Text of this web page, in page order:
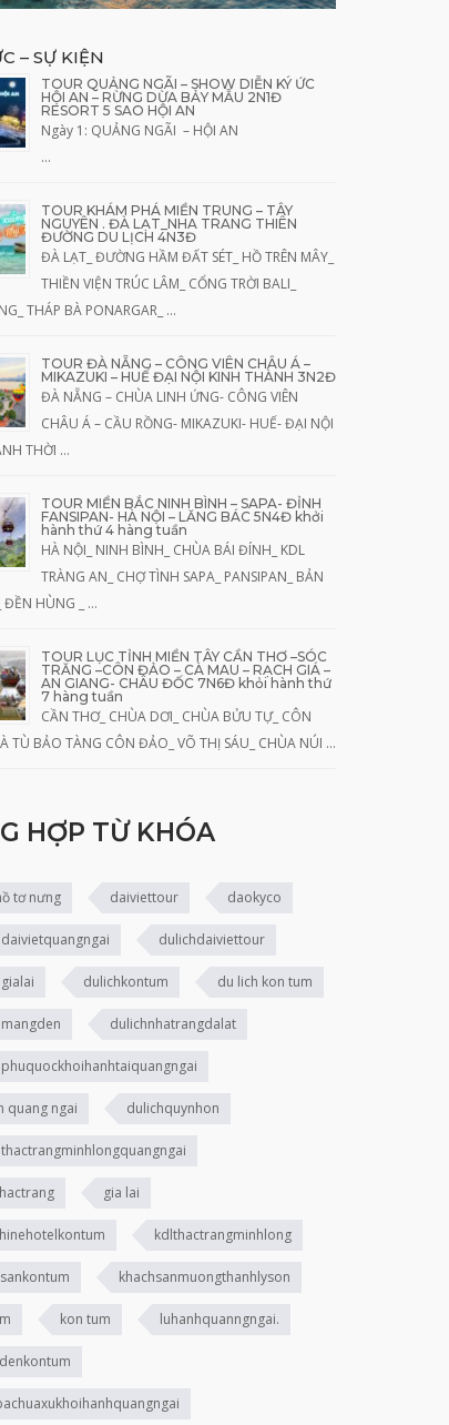
– SỰ KIỆN
TOUR QUẢNG NGÃI – SHOW DIỄN KÝ ỨC
HỘI AN – RỪNG DỪA BẢY MẪU 2N1Đ
RESORT 5 SAO HỘI AN
Ngày 1: QUẢNG NGÃI – HỘI AN
…
TOUR KHÁM PHÁ MIỀN TRUNG – TÂY
NGUYÊN . ĐÀ LẠT_NHA TRANG THIÊN
ĐƯỜNG DU LỊCH 4N3Đ
ĐÀ LẠT_ ĐƯỜNG HẦM ĐẤT SÉT_ HỒ TRÊN MÂY_
THIỀN VIỆN TRÚC LÂM_ CỔNG TRỜI BALI_
THÁP BÀ PONARGAR_ …
TOUR ĐÀ NẴNG – CÔNG VIÊN CHÂU Á –
MIKAZUKI – HUẾ ĐẠI NỘI KINH THÀNH 3N2Đ
ĐÀ NẴNG – CHÙA LINH ỨNG- CÔNG VIÊN
CHÂU Á – CẦU RỒNG- MIKAZUKI- HUẾ- ĐẠI NỘI
THỜI …
TOUR MIỀN BẮC NINH BÌNH – SAPA- ĐỈNH
FANSIPAN- HÀ NỘI – LĂNG BÁC 5N4Đ khởi
hành thứ 4 hàng tuần
HÀ NỘI_ NINH BÌNH_ CHÙA BÁI ĐÍNH_ KDL
TRÀNG AN_ CHỢ TÌNH SAPA_ PANSIPAN_ BẢN
ĐỀN HÙNG _ …
TOUR LỤC TỈNH MIỀN TÂY CẦN THƠ –SÓC
TRĂNG –CÔN ĐẢO – CÀ MAU – RẠCH GIÁ –
AN GIANG- CHÂU ĐỐC 7N6Đ khỏi hành thứ
7 hàng tuần
CẦN THƠ_ CHÙA DƠI_ CHÙA BỬU TỰ_ CÔN
TÙ BẢO TÀNG CÔN ĐẢO_ VÕ THỊ SÁU_ CHÙA NÚI …
HỢP TỪ KHÓA
tơ nưng daiviettour daokyco
dulichdaiviettour
dulichkontum du lich kon tum
dulichnhatrangdalat
quang ngai dulichquynhon
gia lai
kdlthactrangminhlong
khachsanmuongthanhlyson
kon tum luhanhquanngngai.